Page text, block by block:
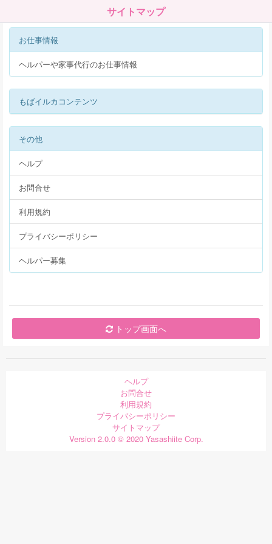
サイトマップ
お仕事情報
ヘルパーや家事代行のお仕事情報
もばイルカコンテンツ
その他
ヘルプ
お問合せ
利用規約
プライバシーポリシー
ヘルパー募集
トップ画面へ
ヘルプ
お問合せ
利用規約
プライバシーポリシー
サイトマップ
Version 2.0.0 © 2020 Yasashiite Corp.